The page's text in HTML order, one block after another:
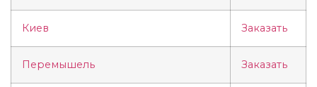
Киев Заказать
Перемышель Заказать